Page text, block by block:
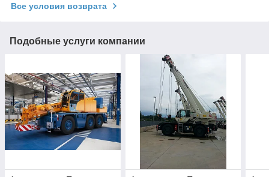
Все условия возврата
Подобные услуги компании